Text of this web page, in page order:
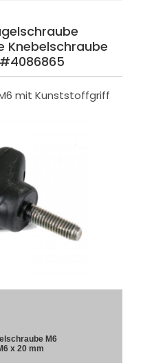
Knebelschraube
mit Kunststoffgriff
M6
x 20 mm